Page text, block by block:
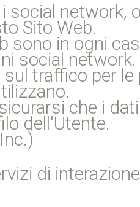
social network,
Sito Web.
sono in ogni
social network.
traffico per le
che i dati
dell'Utente.
di